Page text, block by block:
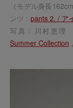
（モデル身長
ンツ： pants 2. / ア
写真：川村恵
Summer Collection